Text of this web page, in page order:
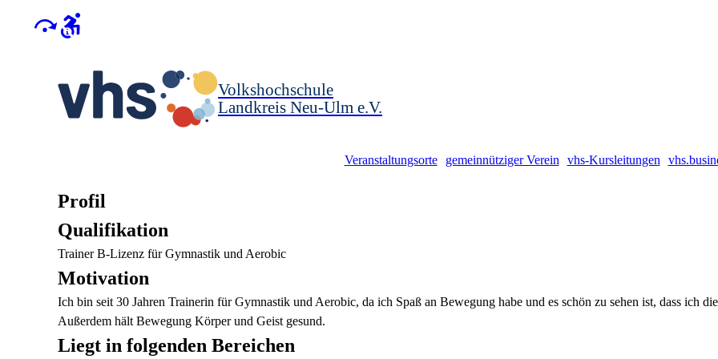
Volkshochschule
Landkreis Neu-Ulm e.V.
Veranstaltungsorte gemeinnütziger Verein vhs-Kursleitungen
Profil
Qualifikation
Trainer B-Lizenz für Gymnastik und Aerobic
Motivation
Ich bin seit 30 Jahren Trainerin für Gymnastik und Aerobic, da ich Spaß an Bewegung habe und es schön zu sehen ist, dass ich
Außerdem hält Bewegung Körper und Geist gesund.
Liegt in folgenden Bereichen